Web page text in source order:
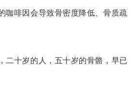
咖啡因会导致骨密度降低、骨质疏
二十岁的人，五十岁的骨骼，早已